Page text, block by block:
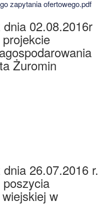
zapytania ofertowego.pdf
02.08.2016r
Żuromin
26.07.2016 r.
w